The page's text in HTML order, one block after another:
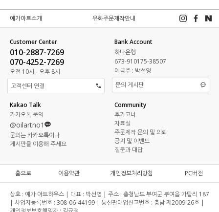
예가아트소개 유화주문제작안내
Customer Center
010-2887-7269
070-4252-7269
오전 10시 - 오후 8시
고객센터 연결
Bank Account
하나은행
673-910175-38507
예금주 : 박선영
문의 게시판
Kakao Talk
카카오톡 문의
@oilartno1
문의는 카카오톡이나
게시판을 이용해 주세요
Community
후기코너
자료실
주문제작 문의 및 의뢰
공지 및 이벤트
질문과 대답
홈으로 이용약관 개인정보처리방침 PC버전
상호 : 예가 아트하우스 | 대표 : 박선영 | 주소 : 충청남도 부여군 부여읍 가탑리 187
| 사업자등록번호 : 308-06-44199 | 통신판매업신고번호 : 충남 제2009-26호 |